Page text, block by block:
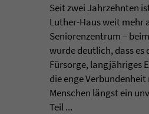
Seit zwei Jahrzehnten
Luther-Haus weit mehr
Seniorenzentrum –
wurde deutlich, dass es
Fürsorge, langjähriges
die enge
Menschen längst ein
Teil ...